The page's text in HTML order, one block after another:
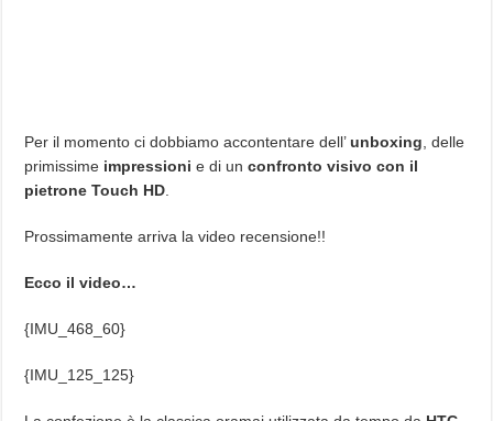
Per il momento ci dobbiamo accontentare dell’unboxing , delle
primissime impressioni e di un confronto visivo con il
pietrone Touch HD
Prossimamente arriva la video recensione!!
Ecco il video…
{IMU_468_60}
{IMU_125_125}